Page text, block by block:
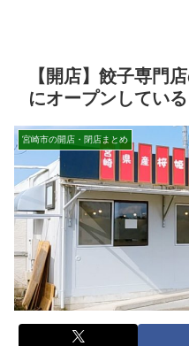
【開店】餃子専門
にオープンしている
宮崎市の開店・閉店まとめ